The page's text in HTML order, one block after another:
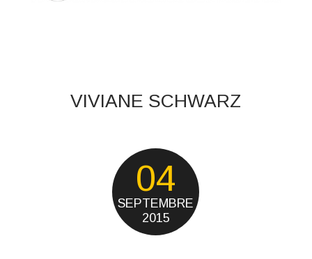
VIVIANE SCHWARZ
04
SEPTEMBRE
2015